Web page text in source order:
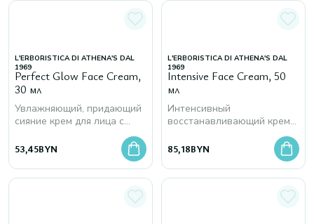
L'ERBORISTICA DI ATHENA'S DAL
1969
Perfect Glow Face Cream,
30 мл
Увлажняющий, придающий
сияние крем для лица с
53,45BYN
L'ERBORISTICA DI ATHENA'S DAL
1969
Intensive Face Cream, 50
мл
Интенсивный
восстанавливающий крем
маслом и растительной
гиалуроновой кислотой
85,18BYN